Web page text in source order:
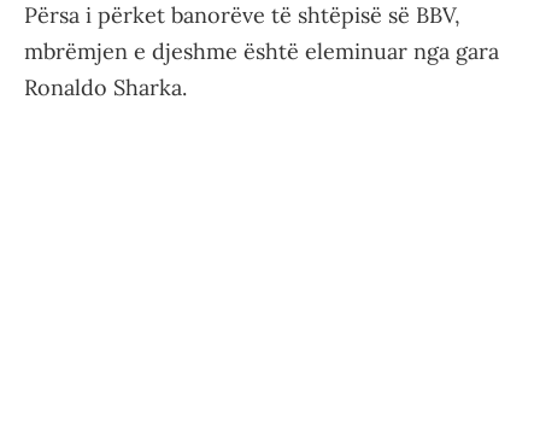
Përsa i përket banorëve të shtëpisë së BBV,
mbrëmjen e djeshme është eleminuar nga gara
Ronaldo Sharka.